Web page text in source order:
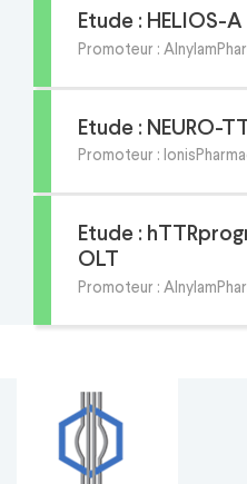
Etude : HELIOS-A
Promoteur :
Etude : NEURO-
Promoteur :
Etude :
OLT
Promoteur :